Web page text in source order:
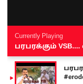
Currently Playing
பரபரக்கும்